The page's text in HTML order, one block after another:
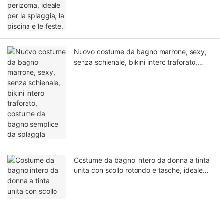
Nuovo costume da bagno marrone, sexy,
senza schienale, bikini intero traforato,
Costume da bagno intero da donna a tinta
unita con scollo rotondo e tasche, ideale